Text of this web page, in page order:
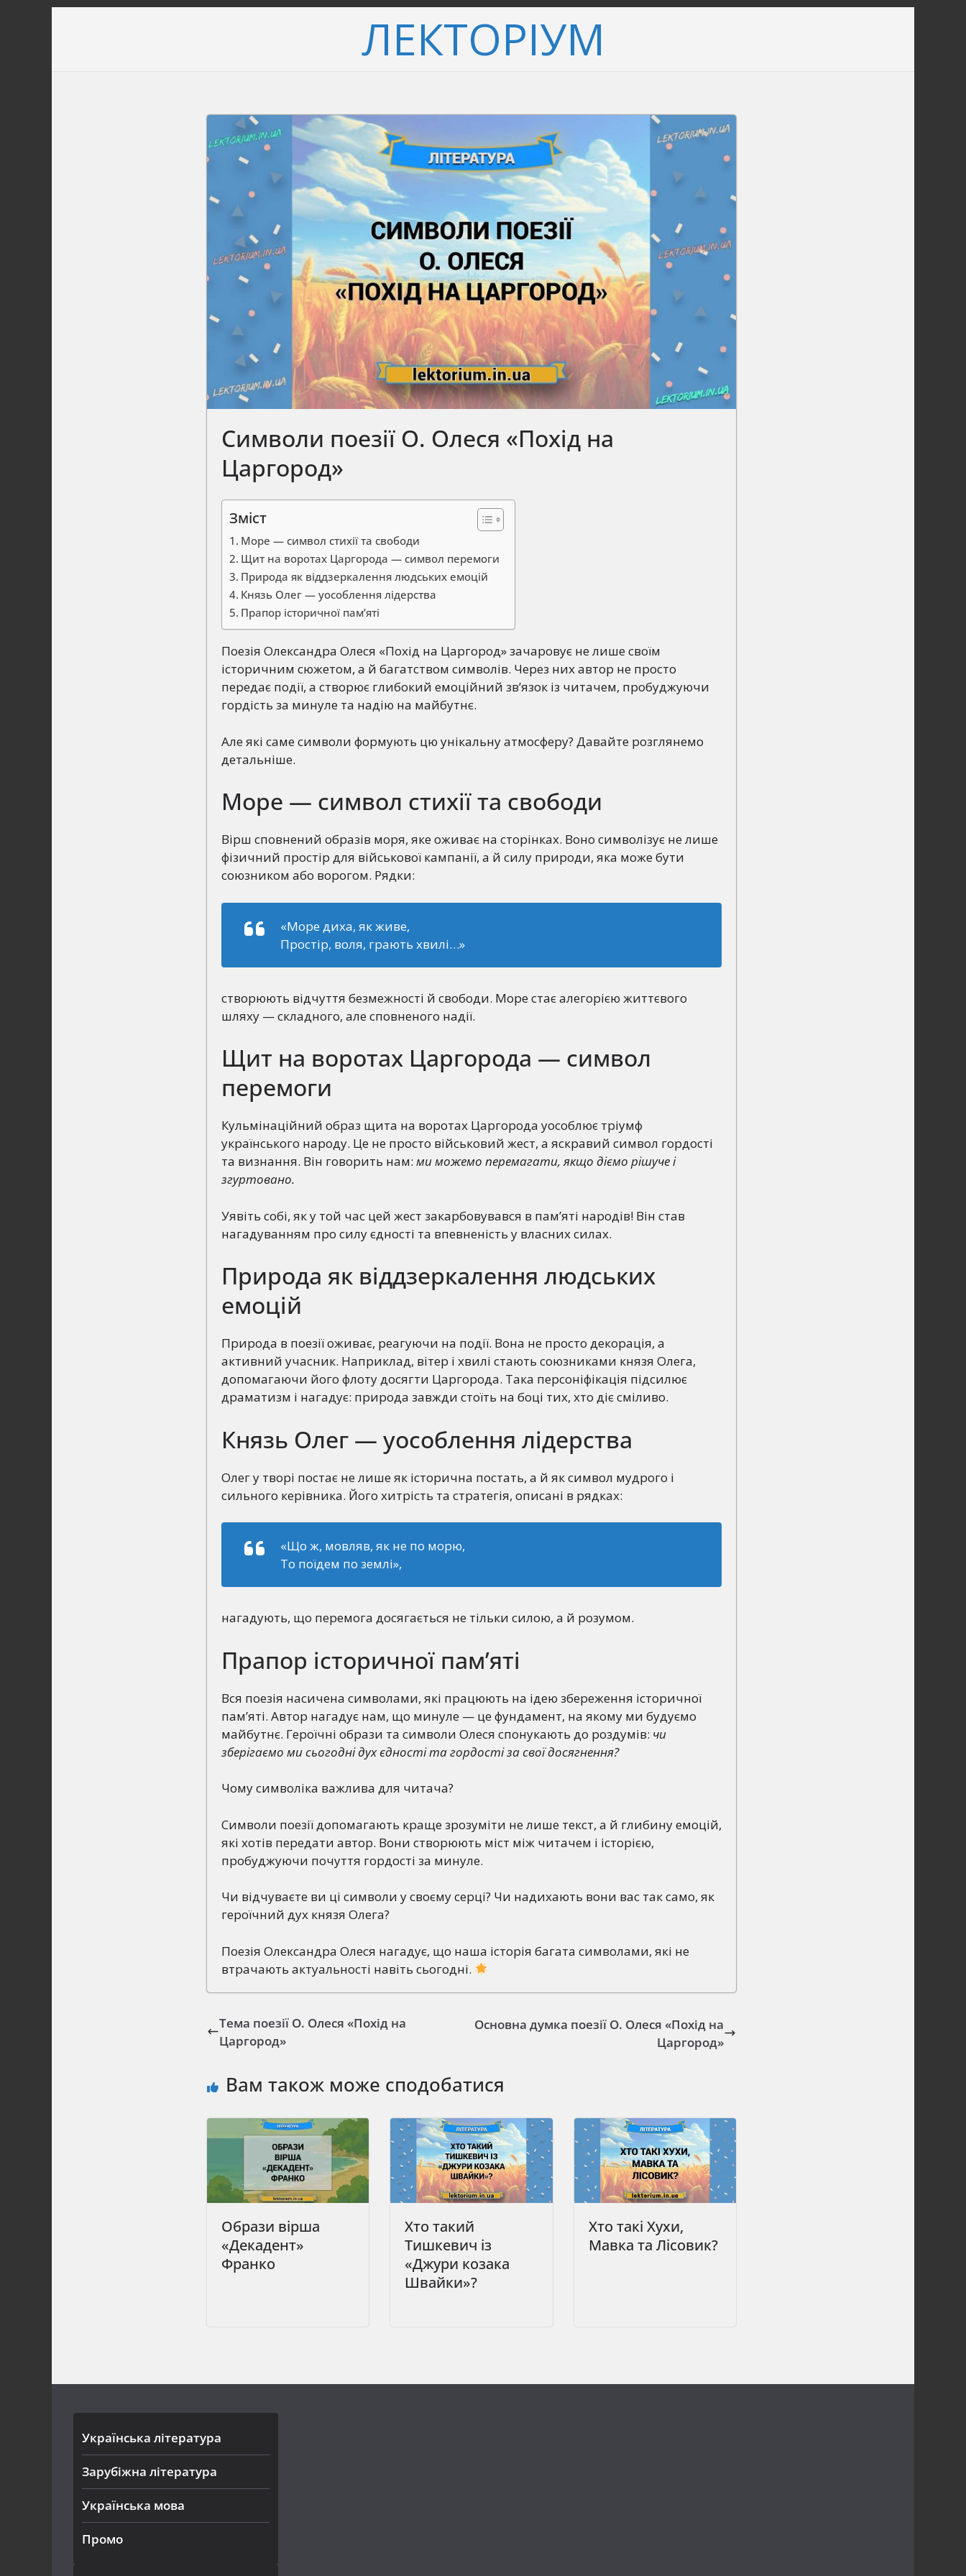
ЛЕКТОРІУМ
Символи поезії О. Олеся «Похід на
Царгород»
Зміст
Море — символ стихії та свободи
Щит на воротах Царгорода — символ перемоги
Природа як віддзеркалення людських емоцій
Князь Олег — уособлення лідерства
Прапор історичної пам’яті
Поезія Олександра Олеся «Похід на Царгород» зачаровує не лише своїм
історичним сюжетом, а й багатством символів. Через них автор не просто
передає події, а створює глибокий емоційний зв’язок із читачем, пробуджуючи
гордість за минуле та надію на майбутнє.
Але які саме символи формують цю унікальну атмосферу? Давайте розглянемо
детальніше.
Море — символ стихії та свободи
Вірш сповнений образів моря, яке оживає на сторінках. Воно символізує не лише
фізичний простір для військової кампанії, а й силу природи, яка може бути
союзником або ворогом. Рядки:
«Море диха, як живе,
Простір, воля, грають хвилі…»
створюють відчуття безмежності й свободи. Море стає алегорією життєвого
шляху — складного, але сповненого надії.
Щит на воротах Царгорода — символ
перемоги
Кульмінаційний образ щита на воротах Царгорода уособлює тріумф
українського народу. Це не просто військовий жест, а яскравий символ гордості
та визнання. Він говорить нам: ми можемо перемагати, якщо діємо рішуче і
згуртовано.
Уявіть собі, як у той час цей жест закарбовувався в пам’яті народів! Він став
нагадуванням про силу єдності та впевненість у власних силах.
Природа як віддзеркалення людських
емоцій
Природа в поезії оживає, реагуючи на події. Вона не просто декорація, а
активний учасник. Наприклад, вітер і хвилі стають союзниками князя Олега,
допомагаючи його флоту досягти Царгорода. Така персоніфікація підсилює
драматизм і нагадує: природа завжди стоїть на боці тих, хто діє сміливо.
Князь Олег — уособлення лідерства
Олег у творі постає не лише як історична постать, а й як символ мудрого і
сильного керівника. Його хитрість та стратегія, описані в рядках:
«Що ж, мовляв, як не по морю,
То поїдем по землі»,
нагадують, що перемога досягається не тільки силою, а й розумом.
Прапор історичної пам’яті
Вся поезія насичена символами, які працюють на ідею збереження історичної
пам’яті. Автор нагадує нам, що минуле — це фундамент, на якому ми будуємо
майбутнє. Героїчні образи та символи Олеся спонукають до роздумів: чи
зберігаємо ми сьогодні дух єдності та гордості за свої досягнення?
Чому символіка важлива для читача?
Символи поезії допомагають краще зрозуміти не лише текст, а й глибину емоцій,
які хотів передати автор. Вони створюють міст між читачем і історією,
пробуджуючи почуття гордості за минуле.
Чи відчуваєте ви ці символи у своєму серці? Чи надихають вони вас так само, як
героїчний дух князя Олега?
Поезія Олександра Олеся нагадує, що наша історія багата символами, які не
втрачають актуальності навіть сьогодні.
Тема поезії О. Олеся «Похід на
Царгород»
Основна думка поезії О. Олеся «Похід на
Царгород»
Вам також може сподобатися
Образи вірша
«Декадент»
Франко
Хто такий
Тишкевич із
«Джури козака
Швайки»?
Хто такі Хухи,
Мавка та Лісовик?
Українська література
Зарубіжна література
Українська мова
Промо